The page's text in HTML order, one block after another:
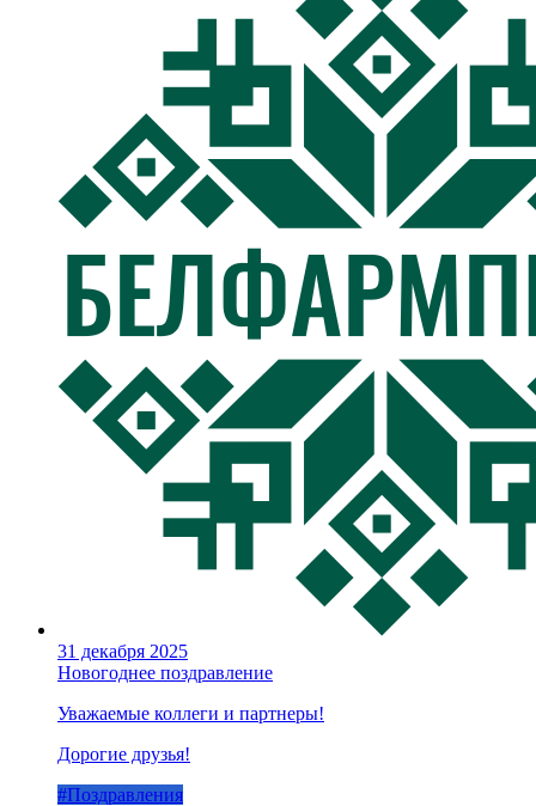
31 декабря 2025
Новогоднее поздравление
Уважаемые коллеги и партнеры!
Дорогие друзья!
#Поздравления